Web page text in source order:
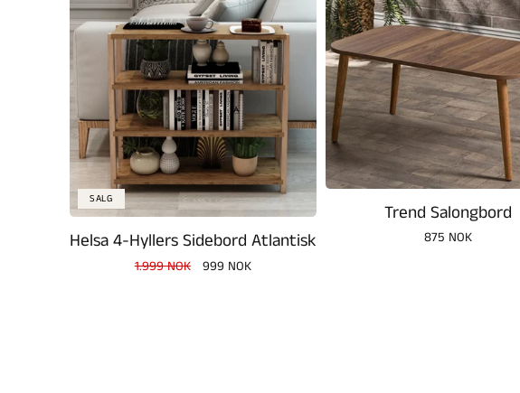
SALG
Helsa 4-Hyllers Sidebord Atlantisk
Vanlig
1.999 NOK Salgspris
999 NOK
Trend Salongbord
Vanlig
875 NOK